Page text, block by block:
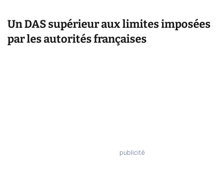
Un DAS supérieur aux limites imposées
par les autorités françaises